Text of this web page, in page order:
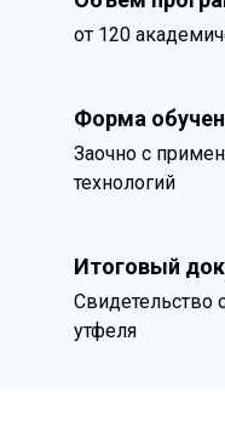
от 120
Форма
Заочно с
технологий
Итоговый
Свидетельство
утфеля